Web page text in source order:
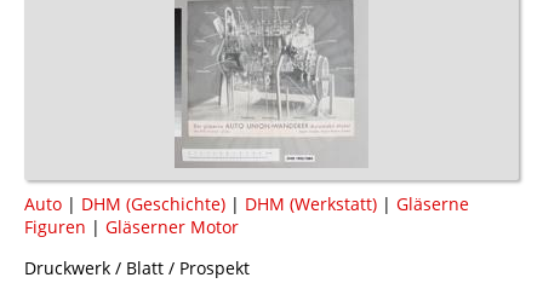
Auto | DHM (Geschichte) | DHM (Werkstatt) | Gläserne
Figuren | Gläserner Motor
Druckwerk / Blatt / Prospekt